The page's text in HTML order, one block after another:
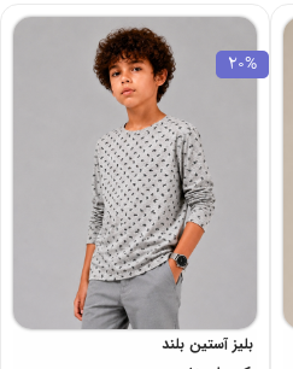
20%
بلیز آستین بلند